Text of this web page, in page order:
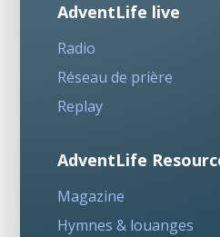
AdventLife live
Radio
Réseau de prière
Replay
AdventLife
Magazine
Hymnes & louanges